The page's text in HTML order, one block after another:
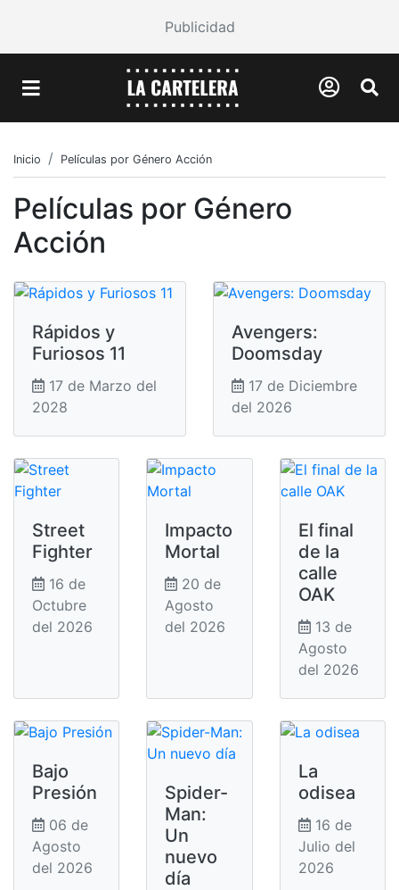
Publicidad
Inicio Películas por Género Acción
Películas por Género
Acción
Rápidos y
Furiosos 11
17 de Marzo del
2028
Avengers:
Doomsday
17 de Diciembre
del 2026
Street
Fighter
16 de
Octubre
del 2026
Impacto
Mortal
20 de
Agosto
del 2026
El final
de la
calle
OAK
13 de
Agosto
del 2026
Bajo
Presión
06 de
Agosto
del 2026
Spider-
Man:
Un
nuevo
día
La
odisea
16 de
Julio del
2026